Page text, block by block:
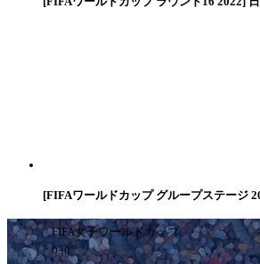
[FIFAワールドカップ グループステージ
FIFA女子ワールドカップ
0ｰ0